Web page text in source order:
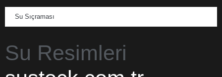
Su Sıçraması
Su Resimleri